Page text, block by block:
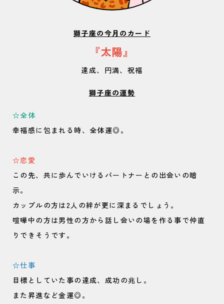
獅子座の今月のカード
『太陽』
達成、円満、祝福
獅子座の運勢
☆全体
幸福感に包まれる時、全体運◎。
☆恋愛
この先、共に歩んでいけるパートナーとの出会いの暗
示。
カップルの方は2人の絆が更に深まるでしょう。
喧嘩中の方は男性の方から話し会いの場を作る事で仲直
りできそうです。
☆仕事
目標としていた事の達成、成功の兆し。
また昇進など金運◎。